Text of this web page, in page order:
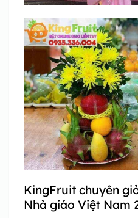
KingFruit chuyên
Nhà giáo Việt Nam